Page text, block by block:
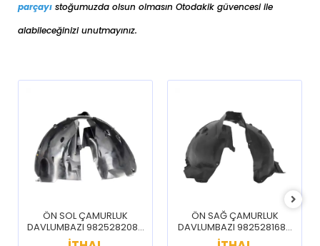
parçayı stoğumuzda olsun olmasın Otodakik güvencesi ile
alabileceğinizi unutmayınız.
ÖN SOL ÇAMURLUK
DAVLUMBAZI 9825282080
/ 3008 5008 16-20
ÖN SAĞ ÇAMURLUK
DAVLUMBAZI 9825281680
/ 3008 5008 16-20